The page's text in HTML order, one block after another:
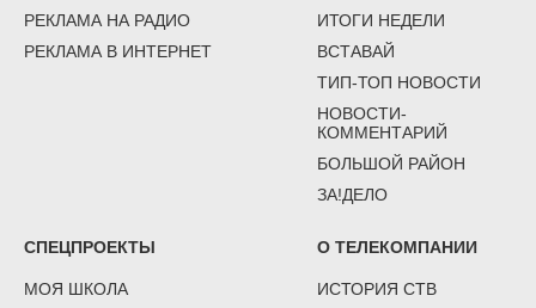
РЕКЛАМА НА РАДИО
РЕКЛАМА В ИНТЕРНЕТ
ИТОГИ НЕДЕЛИ
ВСТАВАЙ
ТИП-ТОП НОВОСТИ
НОВОСТИ-
КОММЕНТАРИЙ
БОЛЬШОЙ РАЙОН
ЗА!ДЕЛО
СПЕЦПРОЕКТЫ
МОЯ ШКОЛА
О ТЕЛЕКОМПАНИИ
ИСТОРИЯ СТВ